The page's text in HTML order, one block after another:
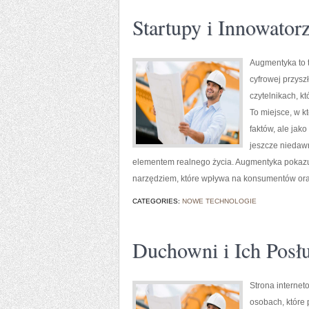
Startupy i
Augmentyka to
cyfrowej
czytelnikach,
To miejsce, w
faktów, ale
jeszcze
elementem realnego życia. Augmentyka
narzędziem, które wpływa na konsumentów
CATEGORIES: NOWE TECHNOLOGIE
Duchowni i Ich
Strona
osobach, które